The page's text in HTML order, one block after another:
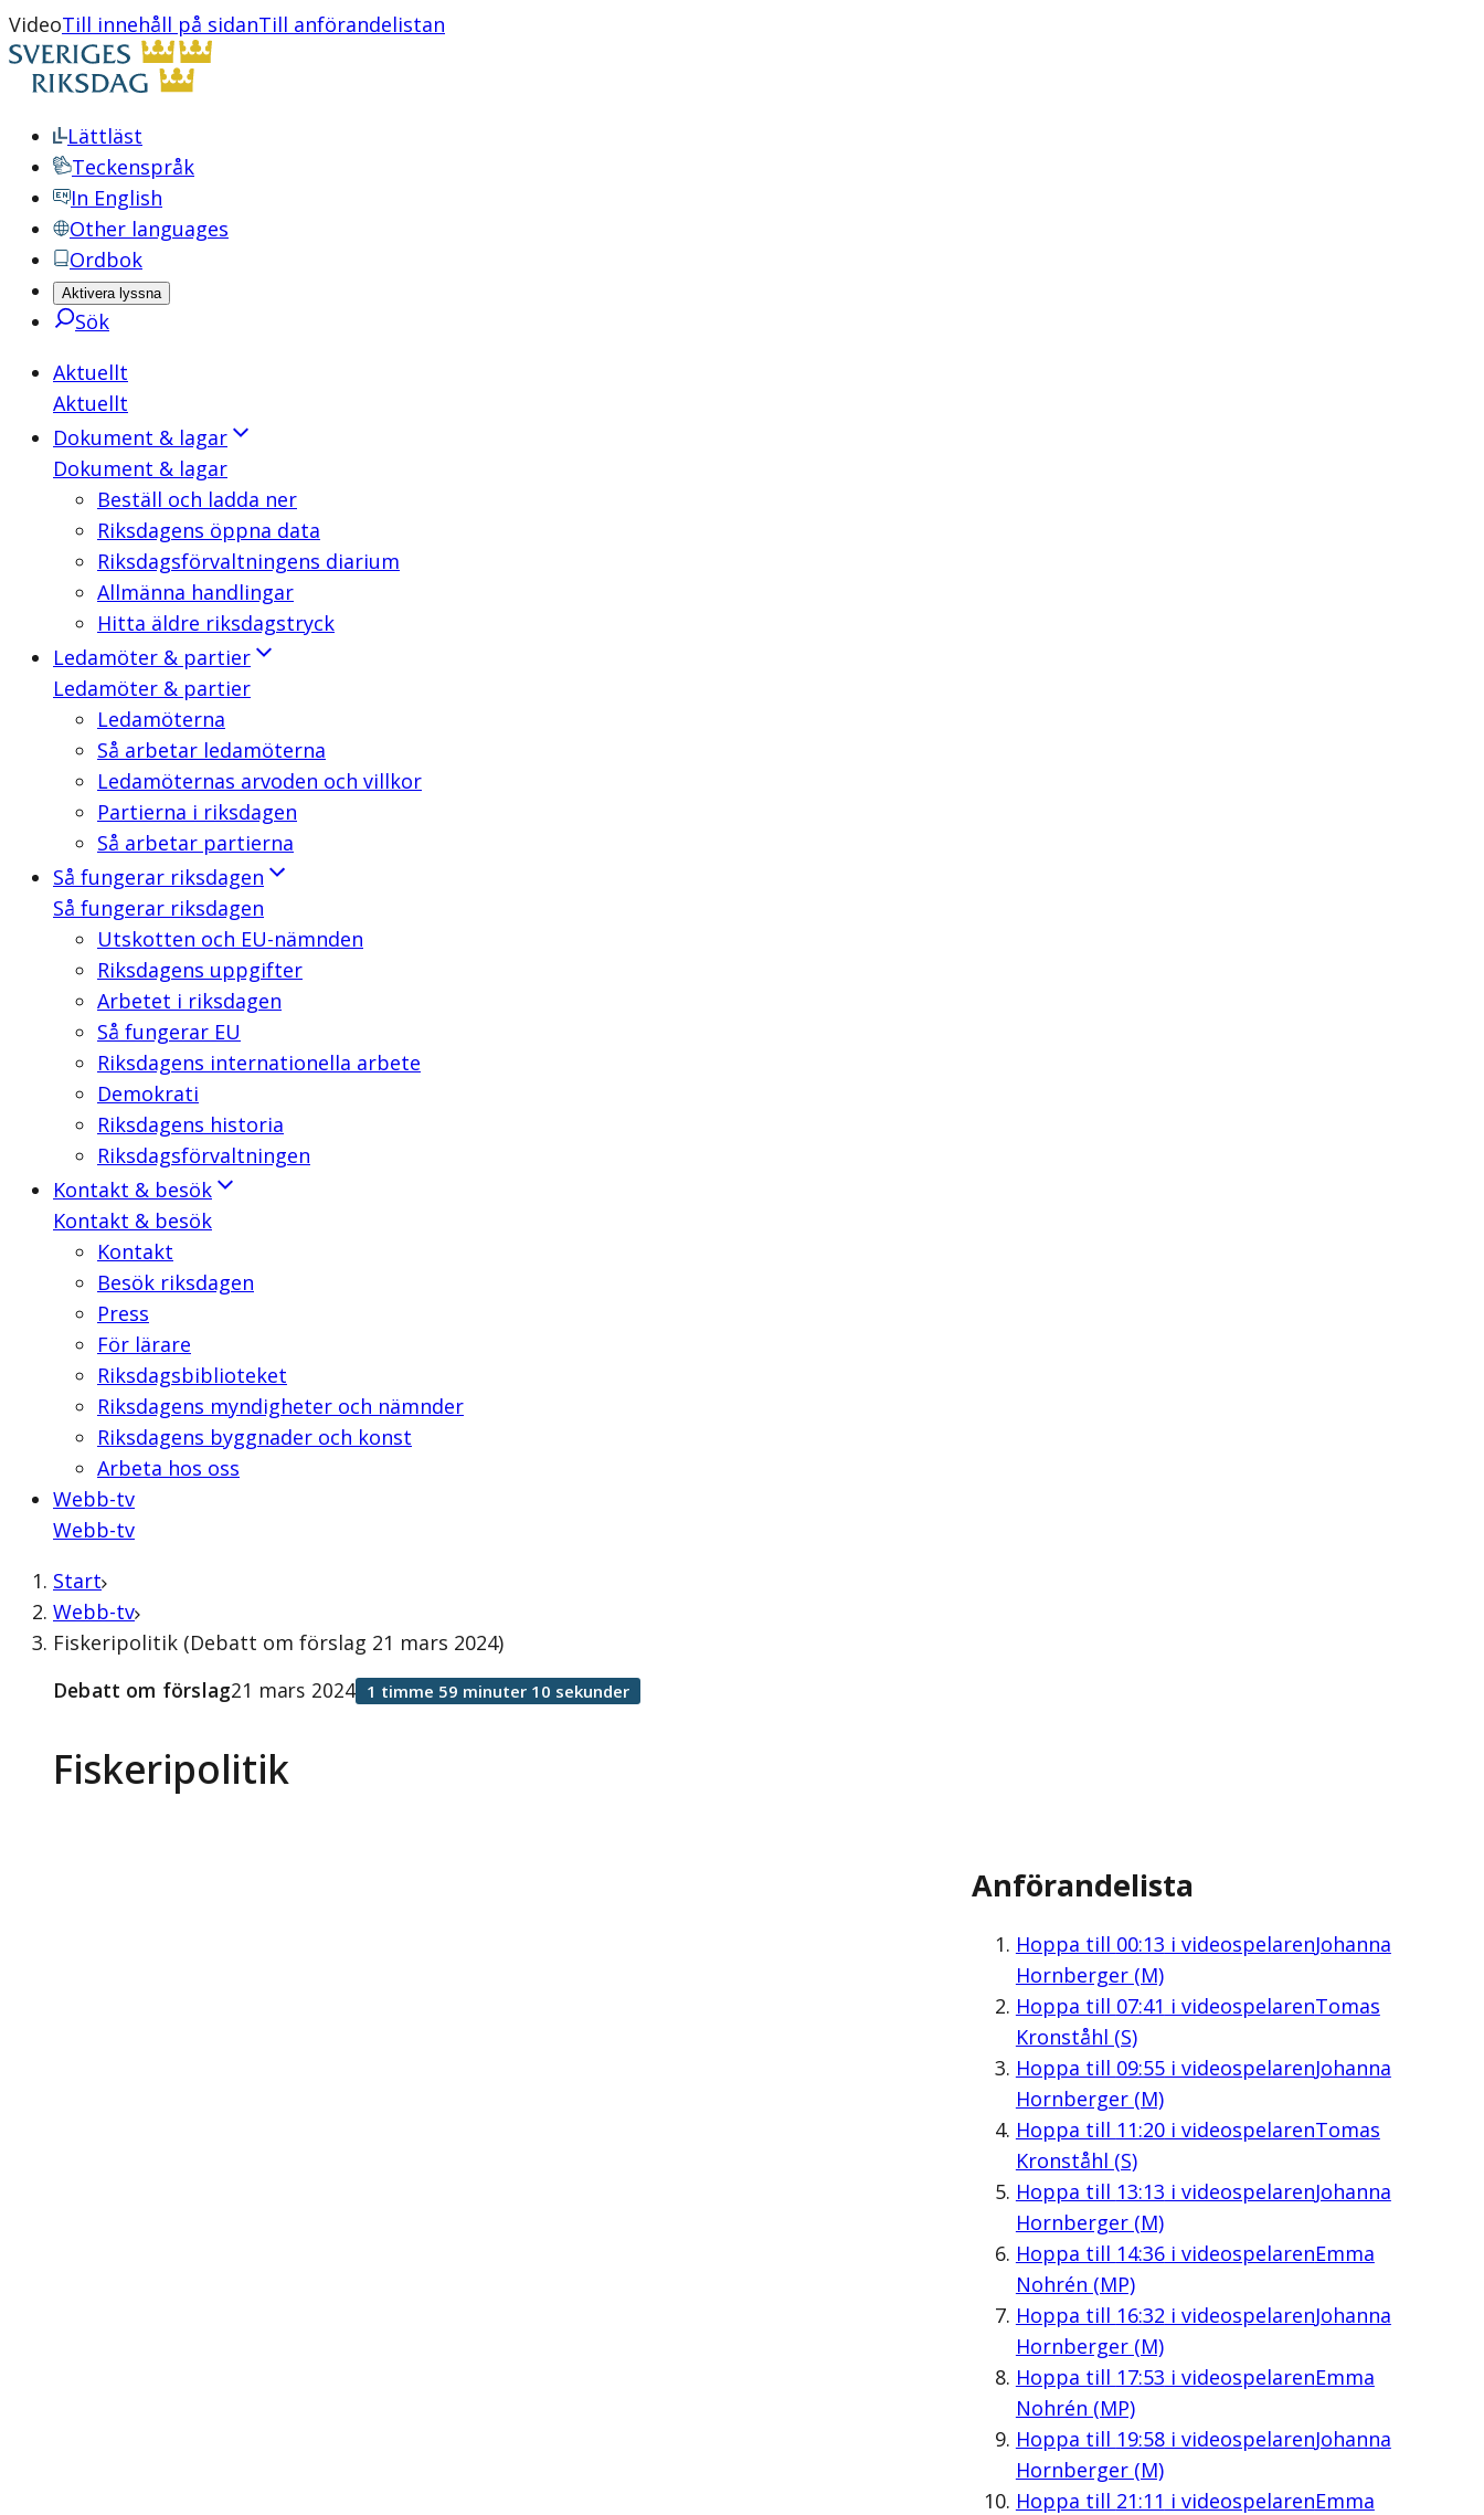
VideoTill innehåll på sidanTill anförandelistan
Lättläst
Teckenspråk
In English
Other languages
Ordbok
Aktivera lyssna
Sök
Aktuellt
Aktuellt
Dokument & lagar
Dokument & lagar
Beställ och ladda ner
Riksdagens öppna data
Riksdagsförvaltningens diarium
Allmänna handlingar
Hitta äldre riksdagstryck
Ledamöter & partier
Ledamöter & partier
Ledamöterna
Så arbetar ledamöterna
Ledamöternas arvoden och villkor
Partierna i riksdagen
Så arbetar partierna
Så fungerar riksdagen
Så fungerar riksdagen
Utskotten och EU-nämnden
Riksdagens uppgifter
Arbetet i riksdagen
Så fungerar EU
Riksdagens internationella arbete
Demokrati
Riksdagens historia
Riksdagsförvaltningen
Kontakt & besök
Kontakt & besök
Kontakt
Besök riksdagen
Press
För lärare
Riksdagsbiblioteket
Riksdagens myndigheter och nämnder
Riksdagens byggnader och konst
Arbeta hos oss
Webb-tv
Webb-tv
Start
Webb-tv
Fiskeripolitik (Debatt om förslag 21 mars 2024)
Fiskeripolitik
Debatt om förslag21 mars 2024 1 timme 59 minuter 10 sekunder
Anförandelista
Hoppa till 00:13 i videospelarenJohanna
Hornberger (M)
Hoppa till 07:41 i videospelarenTomas
Kronståhl (S)
Hoppa till 09:55i videospelarenJohanna
Hornberger (M)
Hoppa till 11:20i videospelarenTomas
Kronståhl (S)
Hoppa till 13:13 i videospelarenJohanna
Hornberger (M)
Hoppa till 14:36i videospelarenEmma
Nohrén (MP)
Hoppa till 16:32 i videospelarenJohanna
Hornberger (M)
Hoppa till 17:53 i videospelarenEmma
Nohrén (MP)
Hoppa till 19:58i videospelarenJohanna
Hornberger (M)
Hoppa till 21:11 i videospelarenEmma